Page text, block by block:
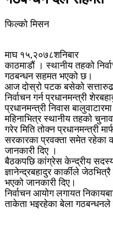
फिल्को मिसन
माघ १५,२०७८शनिबार
काठमाडौं । स्थानीय तहको
गठबन्धन सहमत भएको छ।
आज दोस्रो पटक बसेको
निर्वाचन गर्न प्रधानमन्त्री
प्रधानमन्त्री निवास
महिनाभित्र स्थानीय तहको
गरेर मिति तोक्न प्रधानमन्त्री
सरकारका प्रवक्ता समेत रहेका
जानकारी दिए ।
बैठकपछि कांग्रेस केन्द्रीय
ज्ञानेन्द्रबहादुर कार्कीले
भएको जानकारी दिए।
निर्वाचन आयोग लगायत
ताकेता भइरहेका बेला गठबन्धनले